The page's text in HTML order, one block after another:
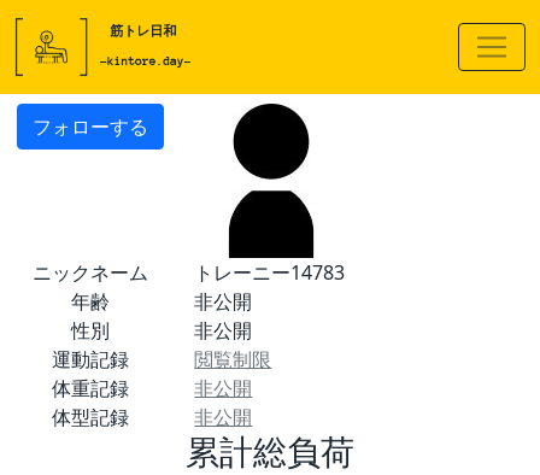
フォローする
ニックネーム
トレーニー14783
年齢
非公開
性別
非公開
運動記録
閲覧制限
体重記録
非公開
体型記録
非公開
累計総負荷